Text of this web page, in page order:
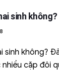
sinh không?
sinh không?
cặp đôi